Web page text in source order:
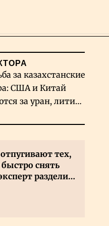
за казахстанские
США и Китай
за уран, литий
тех,
снять
разделил